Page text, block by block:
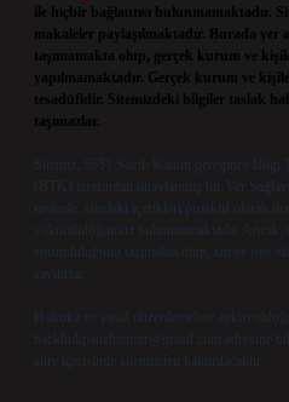
ile hiçbir bağlantısı bulunmamaktadır.
makaleler paylaşılmaktadır. Burada yer
taşımamakta olup, gerçek kurum ve
yapılmamaktadır. Gerçek kurum ve
tesadüfidir. Sitemizdeki bilgiler taslak
taşımazlar.
Sitemiz, 5651 Sayılı Kanun gereğince
(BTK) tarafından onaylanmış bir Yer
nedenle, sitedeki içerikleri proaktif olarak
yükümlülüğümüz bulunmamaktadır. Ancak,
sorumluluğunu taşımakta olup, siteye üye
sayılırlar.
Hukuka ve yasal düzenlemelere aykırı
backlinkpanelicomtr@gmail.com adresine
süre içerisinde sitemizden kaldırılacaktır.